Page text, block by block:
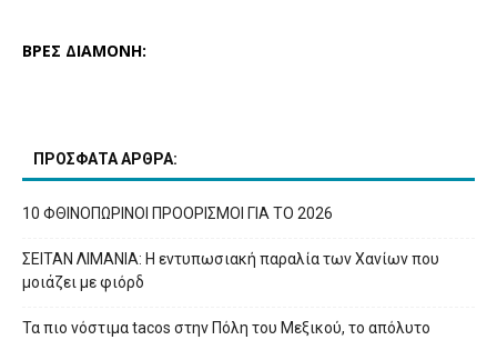
ΒΡΕΣ ΔΙΑΜΟΝΗ:
ΠΡΟΣΦΑΤΑ ΑΡΘΡΑ:
10 ΦΘΙΝΟΠΩΡΙΝΟΙ ΠΡΟΟΡΙΣΜΟΙ ΓΙΑ ΤΟ 2026
ΣΕΙΤΑΝ ΛΙΜΑΝΙΑ: Η εντυπωσιακή παραλία των Χανίων που
μοιάζει με φιόρδ
Τα πιο νόστιμα tacos στην Πόλη του Μεξικού, το απόλυτο